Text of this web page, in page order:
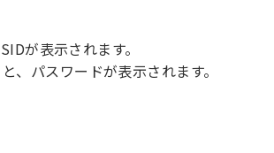
が表示されます。
、パスワードが表示されます。